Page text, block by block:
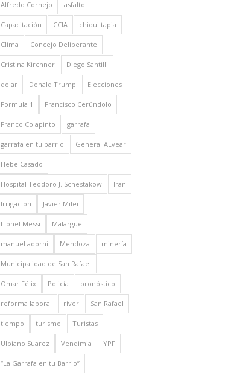
Alfredo Cornejo asfalto
Capacitación CCIA chiqui tapia
Clima Concejo Deliberante
Cristina Kirchner Diego Santilli
dolar Donald Trump Elecciones
Formula 1 Francisco Cerúndolo
Franco Colapinto garrafa
garrafa en tu barrio General ALvear
Hebe Casado
Hospital Teodoro J. Schestakow Iran
Irrigación Javier Milei
Lionel Messi Malargüe
manuel adorni Mendoza minería
Municipalidad de San Rafael
Omar Félix Policía pronóstico
reforma laboral river San Rafael
tiempo turismo Turistas
Ulpiano Suarez Vendimia YPF
“La Garrafa en tu Barrio”